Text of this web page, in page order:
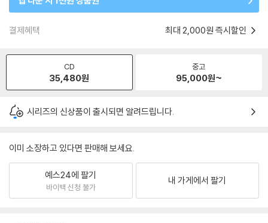
결제혜택 최대 2,000원 즉시할인
CD
35,480원
중고
95,000원~
시리즈의 신상품이 출시되면 알려드립니다.
이미 소장하고 있다면 판매해 보세요.
예스24에 팔기
바이백 신청 불가
내 가게에서 팔기